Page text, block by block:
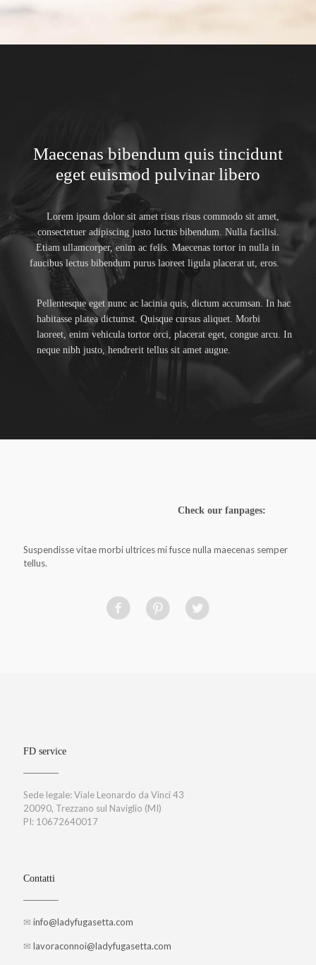
Maecenas bibendum quis tincidunt
eget euismod pulvinar libero
Lorem ipsum dolor sit amet risus risus commodo sit amet,
consectetuer adipiscing justo luctus bibendum. Nulla facilisi.
Etiam ullamcorper, enim ac felis. Maecenas tortor in nulla in
faucibus lectus bibendum purus laoreet ligula placerat ut, eros.
Pellentesque eget nunc ac lacinia quis, dictum accumsan. In hac
habitasse platea dictumst. Quisque cursus aliquet. Morbi
laoreet, enim vehicula tortor orci, placerat eget, congue arcu. In
neque nibh justo, hendrerit tellus sit amet augue.
Check our fanpages:
Suspendisse vitae morbi ultrices mi fusce nulla maecenas semper
tellus.
FD service
Sede legale: Viale Leonardo da Vinci 43
20090, Trezzano sul Naviglio (MI)
PI: 10672640017
Contatti
✉ info@ladyfugasetta.com
✉ lavoraconnoi@ladyfugasetta.com